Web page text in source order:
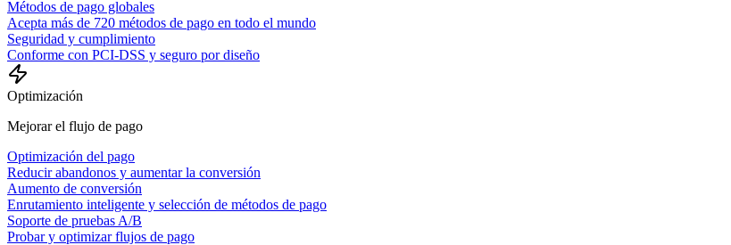
Métodos de pago globales
Acepta más de 720 métodos de pago en todo el mundo
Seguridad y cumplimiento
Conforme con PCI-DSS y seguro por diseño
Optimización
Mejorar el flujo de pago
Optimización del pago
Reducir abandonos y aumentar la conversión
Aumento de conversión
Enrutamiento inteligente y selección de métodos de pago
Soporte de pruebas A/B
Probar y optimizar flujos de pago